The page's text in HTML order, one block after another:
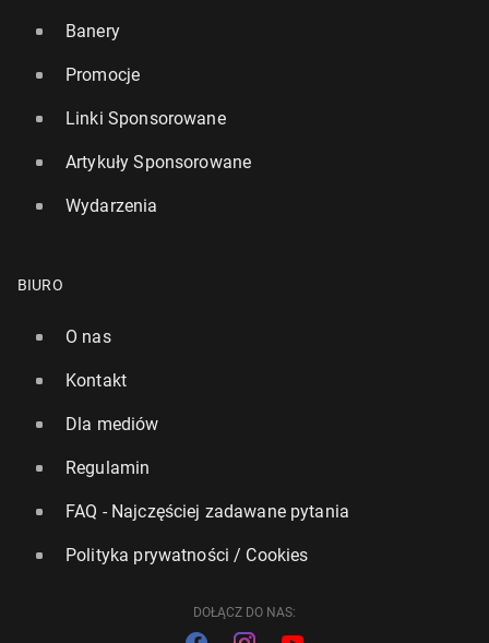
Banery
Promocje
Linki Sponsorowane
Artykuły Sponsorowane
Wydarzenia
BIURO
O nas
Kontakt
Dla mediów
Regulamin
FAQ - Najczęściej zadawane pytania
Polityka prywatności / Cookies
DOŁĄCZ DO NAS: